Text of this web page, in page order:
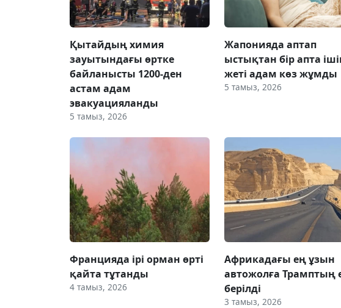
Қытайдың химия
зауытындағы өртке
байланысты 1200-ден
астам адам
эвакуацияланды
5 тамыз, 2026
Жапонияда аптап
ыстықтан бір апта
жеті адам көз жұмды
5 тамыз, 2026
Францияда ірі орман өрті
қайта тұтанды
4 тамыз, 2026
Африкадағы ең ұзын
автожолға Трамптың
берілді
3 тамыз, 2026